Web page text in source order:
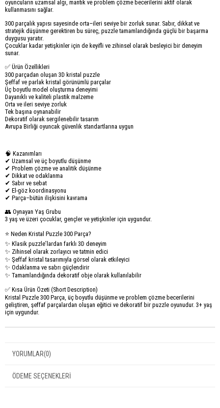
oyuncuların uzamsal algı, mantık ve problem çözme becerilerini aktif olarak
kullanmasını sağlar.
300 parçalık yapısı sayesinde orta–ileri seviye bir zorluk sunar. Sabır, dikkat ve
stratejik düşünme gerektiren bu süreç, puzzle tamamlandığında güçlü bir başarma
duygusu yaratır.
Çocuklar kadar yetişkinler için de keyifli ve zihinsel olarak besleyici bir deneyim
sunar.
✅ Ürün Özellikleri
300 parçadan oluşan 3D kristal puzzle
Şeffaf ve parlak kristal görünümlü parçalar
Üç boyutlu model oluşturma deneyimi
Dayanıklı ve kaliteli plastik malzeme
Orta ve ileri seviye zorluk
Tek başına oynanabilir
Dekoratif olarak sergilenebilir tasarım
Avrupa Birliği oyuncak güvenlik standartlarına uygun
🧠 Kazanımları
✔ Uzamsal ve üç boyutlu düşünme
✔ Problem çözme ve analitik düşünme
✔ Dikkat ve odaklanma
✔ Sabır ve sebat
✔ El-göz koordinasyonu
✔ Parça–bütün ilişkisini kavrama
👥 Oynayan Yaş Grubu
3 yaş ve üzeri çocuklar, gençler ve yetişkinler için uygundur.
⭐ Neden Kristal Puzzle 300 Parça?
✨ Klasik puzzle’lardan farklı 3D deneyim
✨ Zihinsel olarak zorlayıcı ve tatmin edici
✨ Şeffaf kristal tasarımıyla görsel olarak etkileyici
✨ Odaklanma ve sabrı güçlendirir
✨ Tamamlandığında dekoratif obje olarak kullanılabilir
✅ Kısa Ürün Özeti (Short Description)
Kristal Puzzle 300 Parça, üç boyutlu düşünme ve problem çözme becerilerini
geliştiren, şeffaf parçalardan oluşan eğitici ve dekoratif bir puzzle oyunudur. 3+ yaş
için uygundur.
YORUMLAR(0)
ÖDEME SEÇENEKLERI